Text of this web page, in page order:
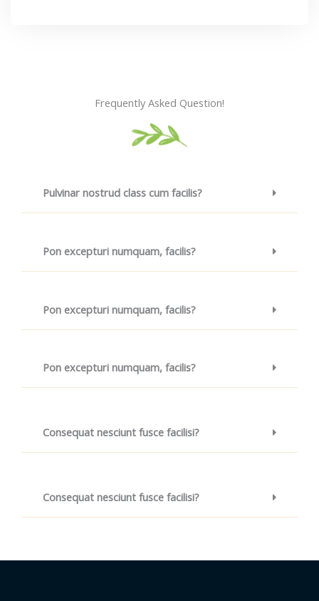
Frequently Asked Question!
Pulvinar nostrud class cum facilis?
Pon excepturi numquam, facilis?
Pon excepturi numquam, facilis?
Pon excepturi numquam, facilis?
Consequat nesciunt fusce facilisi?
Consequat nesciunt fusce facilisi?